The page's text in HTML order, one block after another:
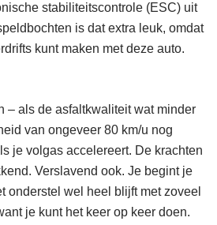
stabiliteitscontrole (ESC) uit
is dat extra leuk, omdat
kunt maken met deze auto.
– als de asfaltkwaliteit wat minder
van ongeveer 80 km/u nog
je volgas accelereert. De krachten
Verslavend ook. Je begint je
onderstel wel heel blijft met zoveel
je kunt het keer op keer doen.